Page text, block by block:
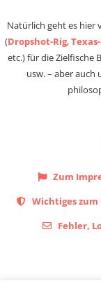
Natürlich geht es hier
(Dropshot-Rig,
etc.) für die Zielfische
usw. – aber auch
Zum
Wichtiges
Fehler,